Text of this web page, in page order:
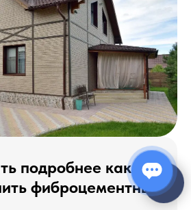
подробнее как
фиброцементные